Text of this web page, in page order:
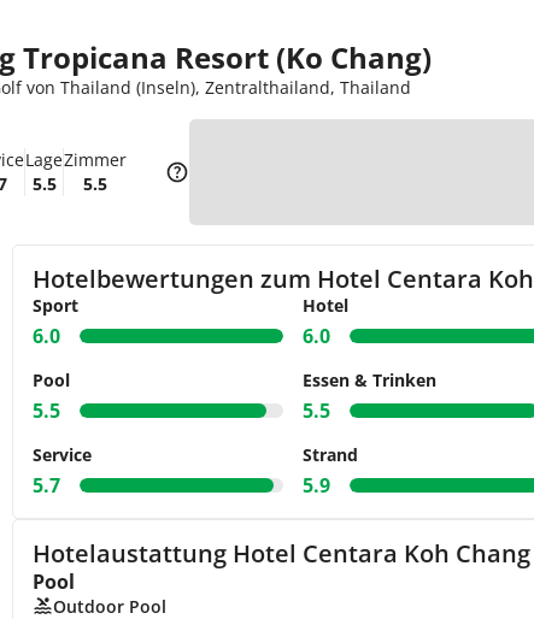
Tropicana Resort (Ko Chang)
von Thailand (Inseln), Zentralthailand, Thailand
Lage
5.5
Zimmer
5.5
Hotelbewertungen zum Hotel Centara
Sport
6.0
Hotel
6.0
Pool
5.5
Essen & Trinken
5.5
Service
5.7
Strand
5.9
Hotelaustattung Hotel Centara Koh
Pool
Outdoor Pool